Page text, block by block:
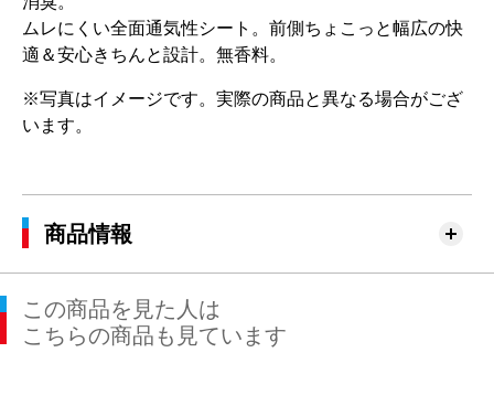
ムレにくい全面通気性シート。前側ちょこっと幅広の快
適＆安心きちんと設計。無香料。
※写真はイメージです。実際の商品と異なる場合がござ
います。
商品情報
この商品を見た人は
こちらの商品も見ています